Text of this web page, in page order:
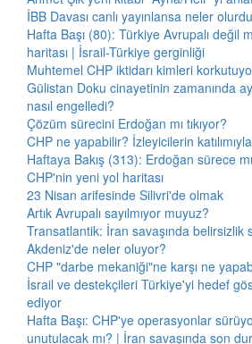
İBB Davası canlı yayınlansa neler
Hafta Başı (80): Türkiye Avrupalı değil
haritası | İsrail-Türkiye gerginliği
Muhtemel CHP iktidarı kimleri
Gülistan Doku cinayetinin zamanında
nasıl engelledi?
Çözüm sürecini Erdoğan mı tıkıyor?
CHP ne yapabilir? İzleyicilerin
Haftaya Bakış (313): Erdoğan sürece
CHP'nin yeni yol haritası
23 Nisan arifesinde Silivri'de olmak
Artık Avrupalı sayılmıyor muyuz?
Transatlantik: İran savaşında belirsizlik
Akdeniz'de neler oluyor?
CHP "darbe mekaniği"ne karşı ne
İsrail ve destekçileri Türkiye'yi hedef
ediyor
Hafta Başı: CHP'ye operasyonlar
unutulacak mı? | İran savaşında son